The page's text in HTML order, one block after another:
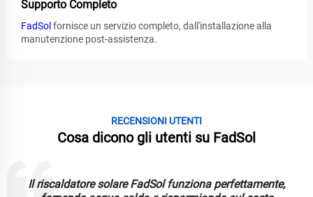
Supporto Completo
FadSol fornisce un servizio completo, dall'installazione alla
manutenzione post-assistenza.
RECENSIONI UTENTI
Cosa dicono gli utenti su FadSol
Il riscaldatore solare FadSol funziona perfettamente,